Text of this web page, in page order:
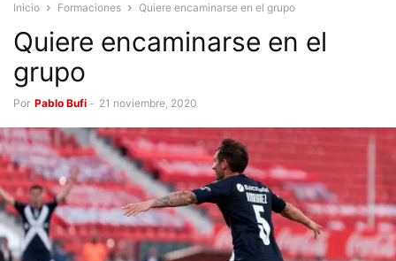
Inicio Formaciones Quiere encaminarse en el grupo
Quiere encaminarse en el
grupo
Por Pablo Bufi - 21 noviembre, 2020